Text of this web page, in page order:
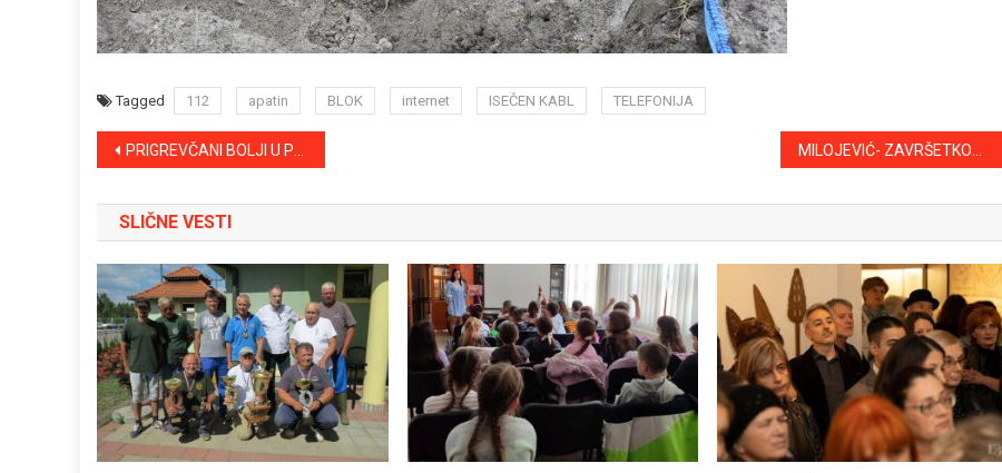
Tagged 112 apatin BLOK internet ISEČEN KABL TELEFONIJA
Kretanje
članka
PRIGREVČANI BOLJI U PRIJATELJSKOM MEČU PROTIV SONTE
SLIČNE VESTI